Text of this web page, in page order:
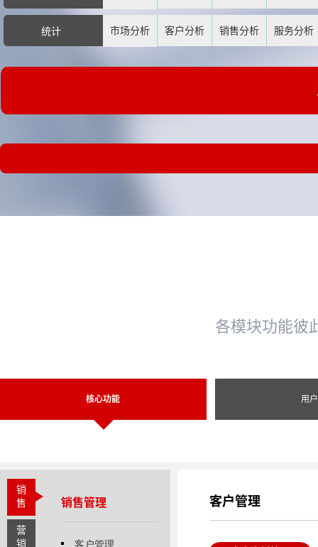
统计 市场分析 客户分析 销售分析 服务分析
各模块功能彼
核心功能 用
销
售
营
销
销售管理
客户管理
客户管理